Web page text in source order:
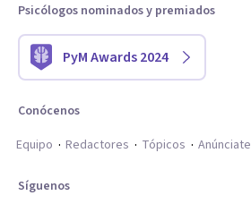
Psicólogos nominados y premiados
PyM Awards 2024
Conócenos
Equipo
Redactores Tópicos Anúnciate
Síguenos